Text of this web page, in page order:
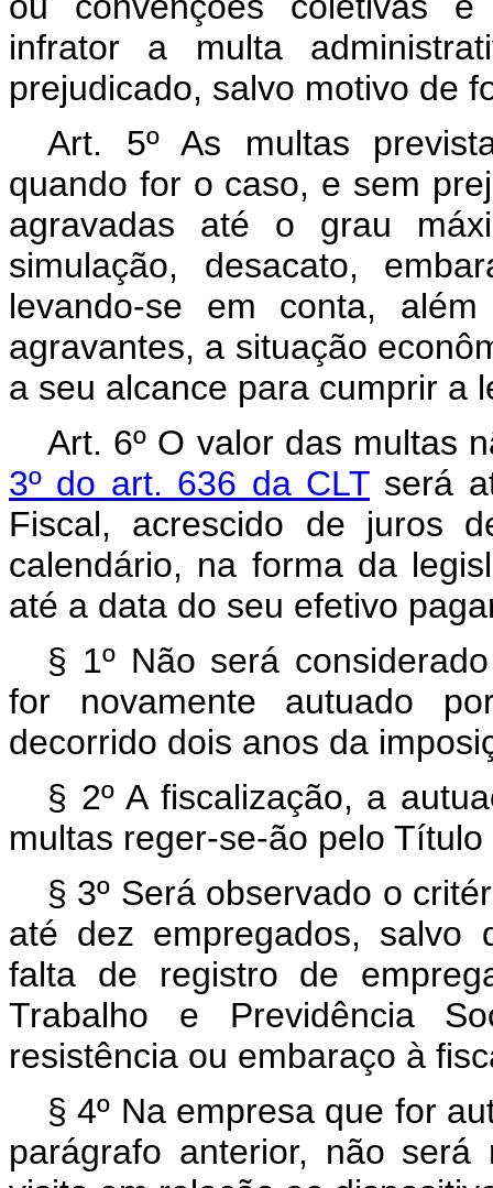
infrator a multa
prejudicado, salvo motivo de
Art. 5º As multas
quando for o caso, e sem
agravadas até o grau
simulação, desacato,
levando-se em conta,
agravantes, a situação
a seu alcance para cumprir a
Art. 6º O valor das multas
3º do art. 636 da CLT será
Fiscal, acrescido de juros
calendário, na forma da
até a data do seu efetivo
§ 1º Não será
for novamente autuado
decorrido dois anos da
§ 2º A fiscalização, a
multas reger-se-ão pelo Título
§ 3º Será observado o
até dez empregados, salvo
falta de registro de
Trabalho e Previdência
resistência ou embaraço à
§ 4º Na empresa que for
parágrafo anterior, não